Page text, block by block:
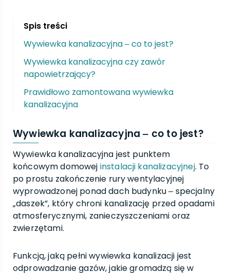
Spis treści
Wywiewka kanalizacyjna ‒ co to jest?
Wywiewka kanalizacyjna czy zawór
napowietrzający?
Prawidłowo zamontowana wywiewka
kanalizacyjna
Wywiewka kanalizacyjna ‒ co to jest?
Wywiewka kanalizacyjna jest punktem
końcowym domowej instalacji kanalizacyjnej. To
po prostu zakończenie rury wentylacyjnej
wyprowadzonej ponad dach budynku ‒ specjalny
„daszek”, który chroni kanalizację przed opadami
atmosferycznymi, zanieczyszczeniami oraz
zwierzętami.
Funkcją, jaką pełni wywiewka kanalizacji jest
odprowadzanie gazów, jakie gromadzą się w